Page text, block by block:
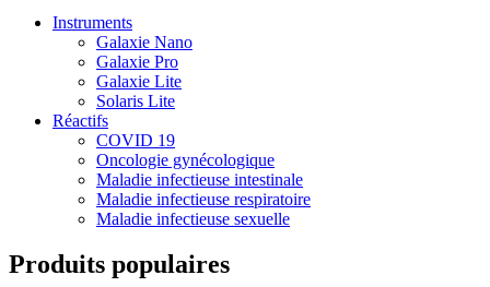
Instruments
Galaxie Nano
Galaxie Pro
Galaxie Lite
Solaris Lite
Réactifs
COVID 19
Oncologie gynécologique
Maladie infectieuse intestinale
Maladie infectieuse respiratoire
Maladie infectieuse sexuelle
Produits populaires